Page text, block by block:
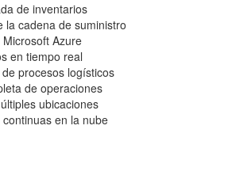
de inventarios
la cadena de suministro
Azure
en tiempo real
procesos logísticos
de operaciones
ubicaciones
en la nube